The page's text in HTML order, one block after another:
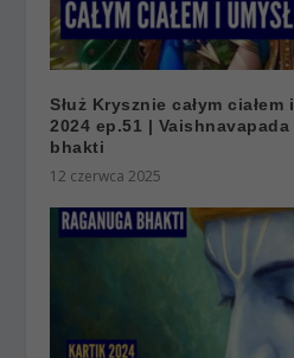
Służ Krysznie całym ciałem
2024 ep.51 |
bhakti
12 czerwca 2025